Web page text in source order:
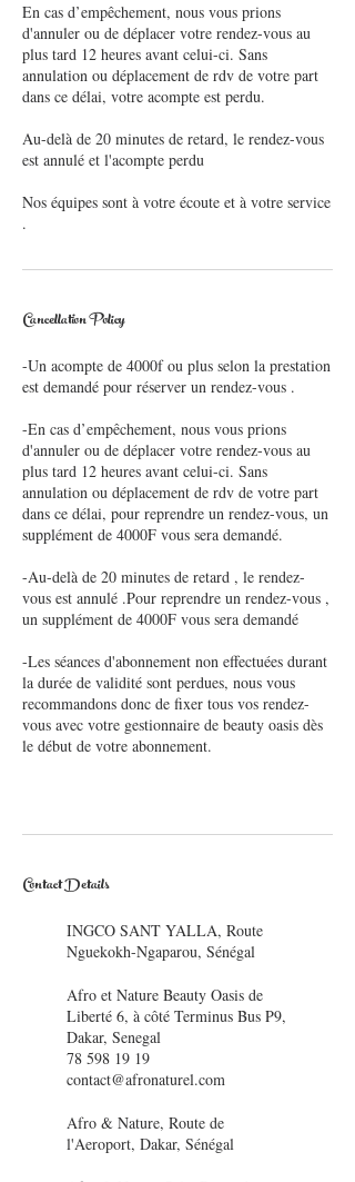
En cas d’empêchement, nous vous prions
d'annuler ou de déplacer votre rendez-vous au
plus tard 12 heures avant celui-ci. Sans
annulation ou déplacement de rdv de votre part
dans ce délai, votre acompte est perdu.
Au-delà de 20 minutes de retard, le rendez-vous
est annulé et l'acompte perdu
Nos équipes sont à votre écoute et à votre service
Cancellation Policy
-Un acompte de 4000f ou plus selon la prestation
est demandé pour réserver un rendez-vous .
-En cas d’empêchement, nous vous prions
d'annuler ou de déplacer votre rendez-vous au
plus tard 12 heures avant celui-ci. Sans
annulation ou déplacement de rdv de votre part
dans ce délai, pour reprendre un rendez-vous, un
supplément de 4000F vous sera demandé.
-Au-delà de 20 minutes de retard , le rendez-
vous est annulé .Pour reprendre un rendez-vous ,
un supplément de 4000F vous sera demandé
-Les séances d'abonnement non effectuées durant
la durée de validité sont perdues, nous vous
recommandons donc de fixer tous vos rendez-
vous avec votre gestionnaire de beauty oasis dès
le début de votre abonnement.
Contact Details
INGCO SANT YALLA, Route
Nguekokh-Ngaparou, Sénégal
Afro et Nature Beauty Oasis de
Liberté 6, à côté Terminus Bus P9,
Dakar, Senegal
78 598 19 19
contact@afronaturel.com
Afro & Nature, Route de
l'Aeroport, Dakar, Sénégal